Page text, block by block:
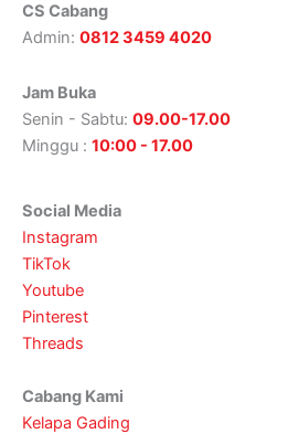
CS Cabang
Admin: 0812 3459 4020
Jam Buka
Senin - Sabtu: 09.00-17.00
Minggu : 10:00 - 17.00
Social Media
Instagram
TikTok
Youtube
Pinterest
Threads
Cabang Kami
Kelapa Gading